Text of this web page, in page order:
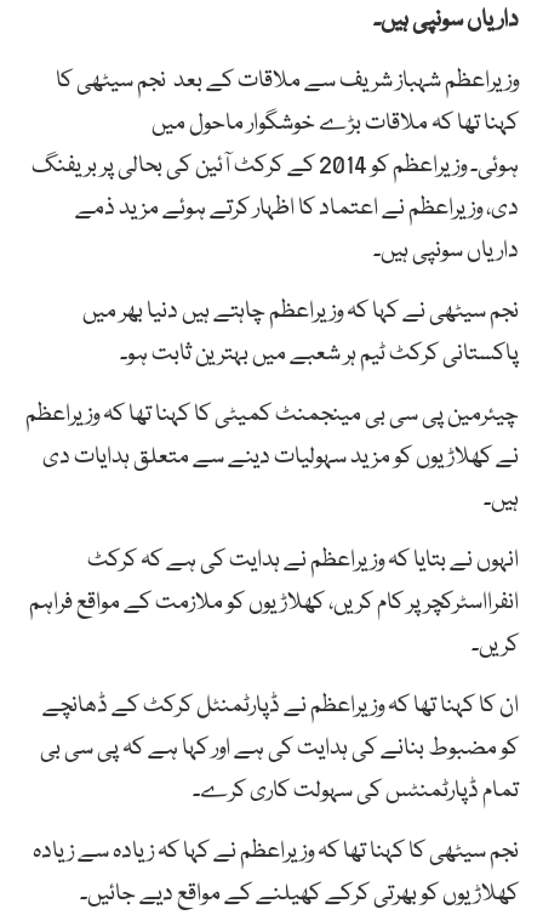
داریاں سونپی ہیں۔
وزیراعظم شہباز شریف سے ملاقات کے بعد نجم سیٹھی کا
کہنا تھا کہ ملاقات بڑے خوشگوار ماحول میں
ہوئی۔ وزیراعظم کو 2014 کے کرکٹ آئین کی بحالی پر بریفنگ
دی، وزیراعظم نے اعتماد کا اظہار کرتے ہوئے مزید ذمے
داریاں سونپی ہیں۔
نجم سیٹھی نے کہا کہ وزیراعظم چاہتے ہیں دنیا بھر میں
پاکستانی کرکٹ ٹیم ہر شعبے میں بہترین ثابت ہو۔
چیئرمین پی سی بی مینجمنٹ کمیٹی کا کہنا تھا کہ وزیراعظم
نے کھلاڑیوں کو مزید سہولیات دینے سے متعلق ہدایات دی
ہیں۔
انہوں نے بتایا کہ وزیراعظم نے ہدایت کی ہے کہ کرکٹ
انفرااسٹرکچر پر کام کریں، کھلاڑیوں کو ملازمت کے مواقع فراہم
کریں۔
ان کا کہنا تھا کہ وزیراعظم نے ڈپارٹمنٹل کرکٹ کے ڈھانچے
کو مضبوط بنانے کی ہدایت کی ہے اور کہا ہے کہ پی سی بی
تمام ڈپارٹمنٹس کی سہولت کاری کرے۔
نجم سیٹھی کا کہنا تھا کہ وزیراعظم نے کہا کہ زیادہ سے زیادہ
کھلاڑیوں کو بھرتی کرکے کھیلنے کے مواقع دیے جائیں۔